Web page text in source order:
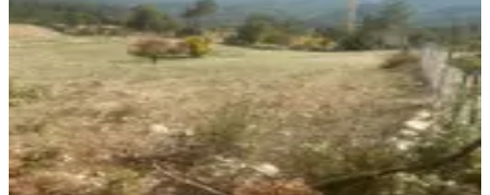
Kaş, Gürsu Mahallesi
2397 m²·949/m² · 03.04.2026
2.275.000 ₺
ERTAN ARICI EMLAK Ertan Arıcı